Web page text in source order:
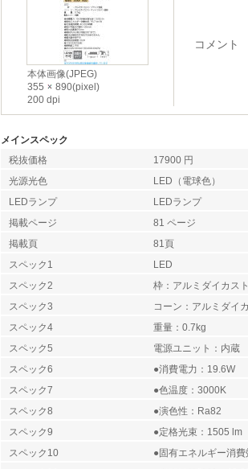
本体画像(JPEG)
355
890(pixel)
200 dpi
コメント
メインスペック
税抜価格
17900 円
光源光色
LED（電球色）
LEDランプ
LEDランプ
掲載ページ
81 ページ
掲載頁
81頁
スペック1
LED
スペック2
枠：アルミダイカス
スペック3
コーン：アルミダイ
スペック4
重量：0.7kg
スペック5
電源ユニット：内蔵
スペック6
●消費電力：19.6W
スペック7
●色温度：3000K
スペック8
●演色性：Ra82
スペック9
●定格光束：1505 lm
スペック10
●固有エネルギー消